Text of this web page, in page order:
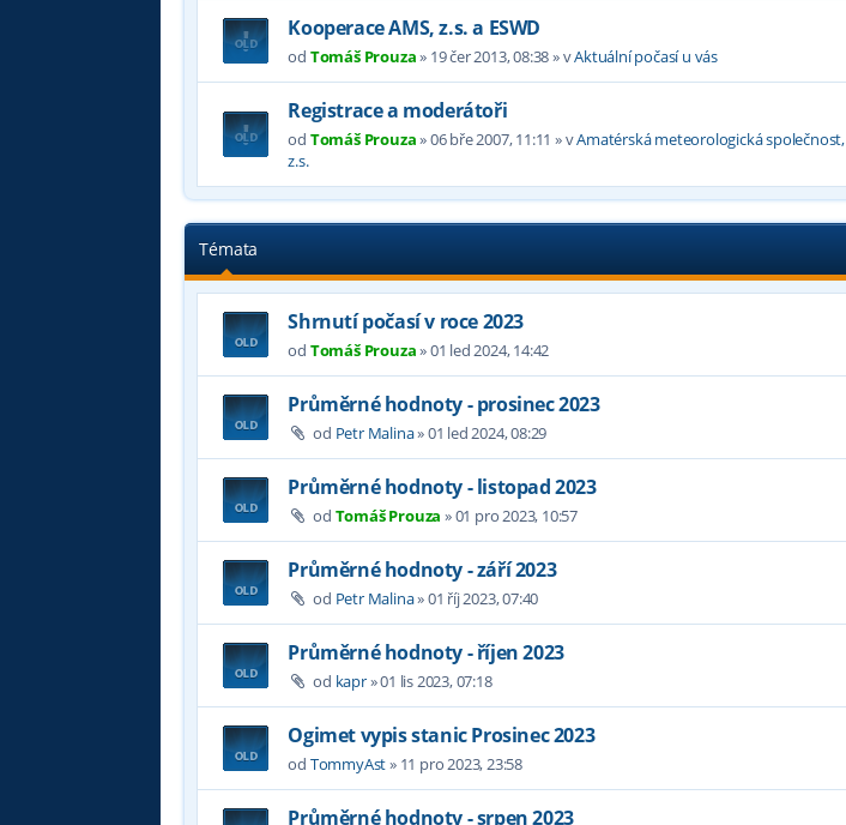
Kooperace AMS, z.s. a ESWD
od Tomáš Prouza» 19 čer 2013, 08:38» vAktuální počasí u vás
Registrace a moderátoři
od Tomáš Prouza»06 bře 2007, 11:11 » vAmatérská meteorologická společnost,
z.s.
Témata
Shrnutí počasí v roce 2023
od Tomáš Prouza»01 led 2024, 14:42
Průměrné hodnoty - prosinec 2023
od Petr Malina»01 led 2024, 08:29
Průměrné hodnoty - listopad 2023
od Tomáš Prouza »01 pro 2023, 10:57
Průměrné hodnoty - září 2023
od Petr Malina»01 říj 2023, 07:40
Průměrné hodnoty - říjen 2023
od kapr»01 lis 2023, 07:18
Ogimet vypis stanic Prosinec 2023
od TommyAst» 11 pro 2023, 23:58
Průměrné hodnoty - srpen 2023